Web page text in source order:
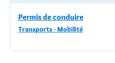
Permis de conduire
Transports - Mobilité